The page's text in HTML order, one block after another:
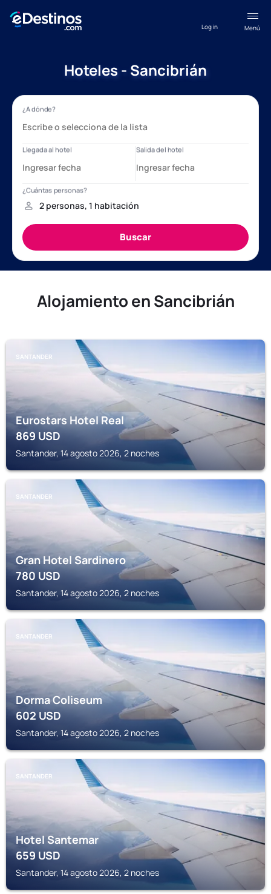
Menú
Log in
Hoteles - Sancibrián
Alojamiento en Sancibrián
SANTANDER
Eurostars Hotel Real
869USD
Santander, 14 agosto 2026, 2 noches
SANTANDER
Gran Hotel Sardinero
780USD
Santander, 14 agosto 2026, 2 noches
SANTANDER
Dorma Coliseum
602USD
Santander, 14 agosto 2026, 2 noches
SANTANDER
Hotel Santemar
659USD
Santander, 14 agosto 2026, 2 noches